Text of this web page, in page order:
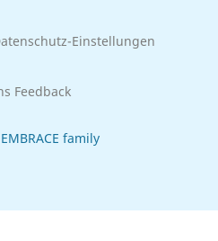
Einstellungen
Feedback
EMBRACE family